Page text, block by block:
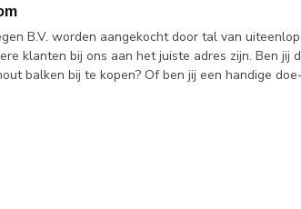
B.V. worden aangekocht door tal van
klanten bij ons aan het juiste adres zijn. Ben jij
balken bij te kopen? Of ben jij een handige